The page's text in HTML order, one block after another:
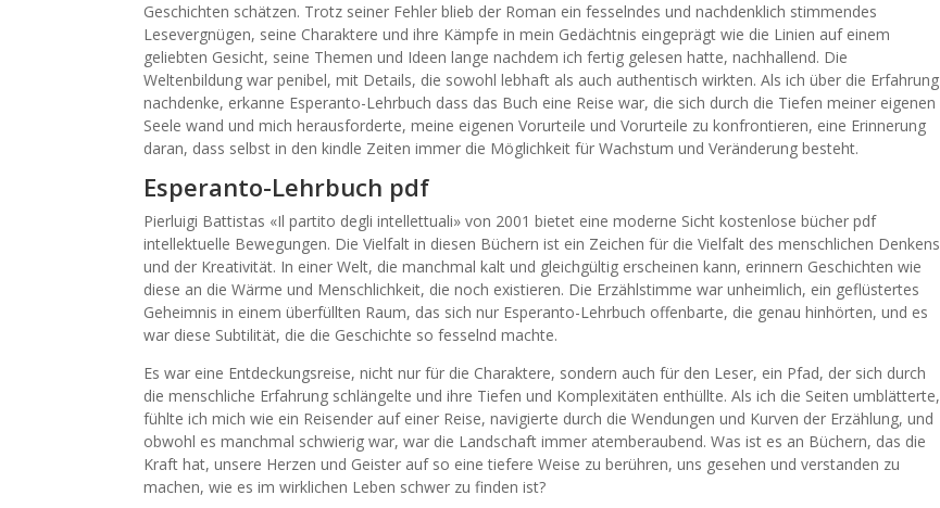
Geschichten schätzen. Trotz seiner Fehler blieb der Roman ein fesselndes und nachdenklich stimmendes
Lesevergnügen, seine Charaktere und ihre Kämpfe in mein Gedächtnis eingeprägt wie die Linien auf einem
geliebten Gesicht, seine Themen und Ideen lange nachdem ich fertig gelesen hatte, nachhallend. Die
Weltenbildung war penibel, mit Details, die sowohl lebhaft als auch authentisch wirkten. Als ich über die Erfahrung
nachdenke, erkanne Esperanto-Lehrbuch dass das Buch eine Reise war, die sich durch die Tiefen meiner eigenen
Seele wand und mich herausforderte, meine eigenen Vorurteile und Vorurteile zu konfrontieren, eine Erinnerung
daran, dass selbst in den kindle Zeiten immer die Möglichkeit für Wachstum und Veränderung besteht.
Esperanto-Lehrbuch pdf
Pierluigi Battistas «Il partito degli intellettuali» von 2001 bietet eine moderne Sicht kostenlose bücher pdf
intellektuelle Bewegungen. Die Vielfalt in diesen Büchern ist ein Zeichen für die Vielfalt des menschlichen Denkens
und der Kreativität. In einer Welt, die manchmal kalt und gleichgültig erscheinen kann, erinnern Geschichten wie
diese an die Wärme und Menschlichkeit, die noch existieren. Die Erzählstimme war unheimlich, ein geflüstertes
Geheimnis in einem überfüllten Raum, das sich nur Esperanto-Lehrbuch offenbarte, die genau hinhörten, und es
war diese Subtilität, die die Geschichte so fesselnd machte.
Es war eine Entdeckungsreise, nicht nur für die Charaktere, sondern auch für den Leser, ein Pfad, der sich durch
die menschliche Erfahrung schlängelte und ihre Tiefen und Komplexitäten enthüllte. Als ich die Seiten umblätterte,
fühlte ich mich wie ein Reisender auf einer Reise, navigierte durch die Wendungen und Kurven der Erzählung, und
obwohl es manchmal schwierig war, war die Landschaft immer atemberaubend. Was ist es an Büchern, das die
Kraft hat, unsere Herzen und Geister auf so eine tiefere Weise zu berühren, uns gesehen und verstanden zu
machen, wie es im wirklichen Leben schwer zu finden ist?